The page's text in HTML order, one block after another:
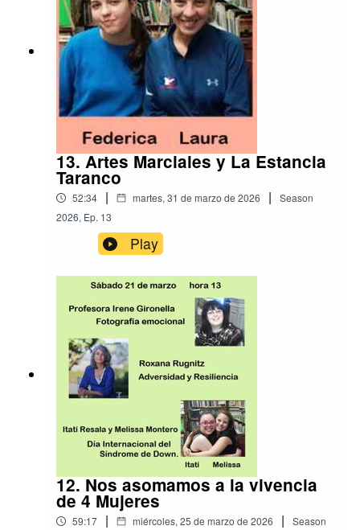
13. Artes Marciales y La Estancia
Taranco
52:34 | martes, 31 de marzo de 2026 |
Season
2026, Ep. 13
Play
12. Nos asomamos a la vivencia
de 4 Mujeres
59:17 | miércoles, 25 de marzo de 2026 |
Season